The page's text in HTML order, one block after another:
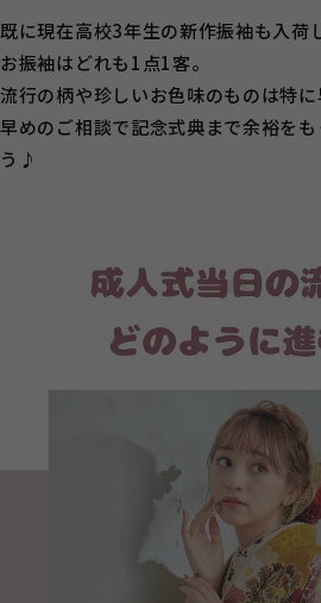
既に現在高校3年生の新作振袖も入荷
お振袖はどれも1点1客。
流行の柄や珍しいお色味のものは特に
早めのご相談で記念式典まで余裕を
う♪